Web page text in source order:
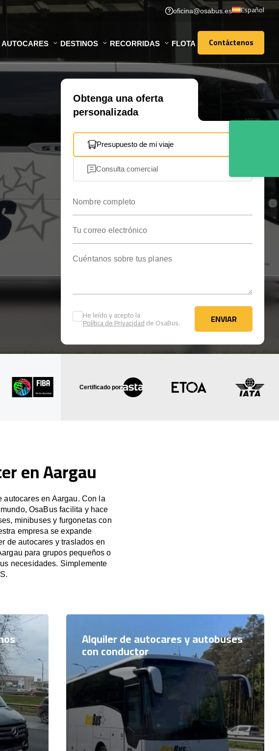
oficina@osabus.es Español
DESTINOS RECORRIDAS FLOTA Contáctenos
Contáctenos
Obtenga una oferta
personalizada
Presupuesto de mi viaje
Consulta comercial
He leído y acepto la
Política de Privacidadde OsaBus. ENVIAR
ENVIAR
Certificado por:
en Aargau
en Aargau. Con la
OsaBus facilita y hace
minibuses y furgonetas con
empresa se expande
de autocares y traslados en
para grupos pequeños o
necesidades. Simplemente
Alquiler de autocares y autobuses
con conductor